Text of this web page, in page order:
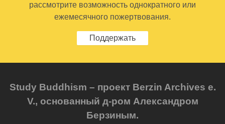
рассмотрите возможность однократного или
ежемесячного пожертвования.
Поддержать
Study Buddhism – проект Berzin Archives e.
V., основанный д-ром Александром
Берзиным.